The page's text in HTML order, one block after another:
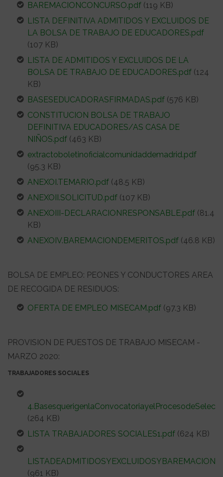
BAREMACIONCONCURSO.pdf (119 KB)
LISTA DEFINITIVA ADMITIDOS Y EXCLUIDOS DE
LA BOLSA DE TRABAJO DE EDUCADORES.pdf
(107 KB)
LISTA DE ADMITIDOS Y EXCLUIDOS DE LA
BOLSA DE TRABAJO DE EDUCADORES.pdf (124
KB)
BASESEDUCADORASFIRMADAS.pdf (576 KB)
CONSTITUCION BOLSA DE TRABAJO
DEFINITIVA EDUCADORES/AS CASA DE
NIÑOS.pdf (463 KB)
extractoboletinoficialcomunidaddemadrid.pdf
(95.3 KB)
ANEXOI.TEMARIO.pdf (48.5 KB)
ANEXOII.SOLICITUD.pdf (107 KB)
ANEXOIII-DECLARACIONRESPONSABLE.pdf (81.4
KB)
ANEXOIV.BAREMACIONDEMERITOS.pdf (46.8 KB)
BOLSA DE EMPLEO: PEONES Y CONDUCTORES AREA
DE RECOGIDA DE RESIDUOS:
OFERTA DE EMPLEO MISECAM.pdf (97.3 KB)
PROVISION DE PUESTOS DE TRABAJO MISECAM -
MARZO 2020:
TRABAJADORES SOCIALES
(264 KB)
LISTA TRABAJADORES SOCIALES1.pdf (624 KB)
(961 KB)